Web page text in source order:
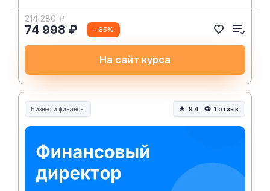
214 280 ₽
74 998 ₽ - 65%
На сайт курса
Бизнес и финансы 9.4 1 отзыв